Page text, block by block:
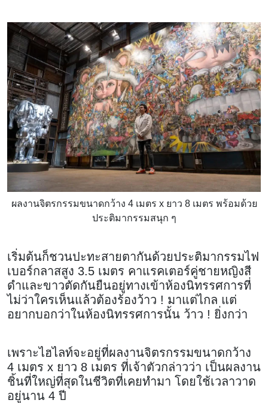
ผลงานจิตรกรรมขนาดกว้าง 4 เมตร x ยาว 8 เมตร พร้อมด้วย
ประติมากรรมสนุก ๆ
เริ่มต้นก็ชวนปะทะสายตากันด้วยประติมากรรมไฟ
เบอร์กลาสสูง 3.5 เมตร คาแรคเตอร์คู่ชายหญิงสี
ดำและขาวตัดกันยืนอยู่ทางเข้าห้องนิทรรศการที่
ไม่ว่าใครเห็นแล้วต้องร้องว้าว ! มาแต่ไกล แต่
อยากบอกว่าในห้องนิทรรศการนั้น ว้าว ! ยิ่งกว่า
เพราะไฮไลท์จะอยู่ที่ผลงานจิตรกรรมขนาดกว้าง
4 เมตร x ยาว 8 เมตร ที่เจ้าตัวกล่าวว่า เป็นผลงาน
ชิ้นที่ใหญ่ที่สุดในชีวิตที่เคยทำมา โดยใช้เวลาวาด
อยู่นาน 4 ปี